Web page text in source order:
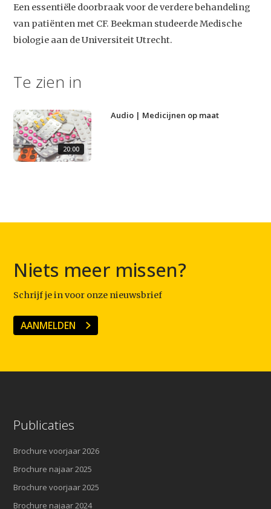
Studium Generale
Home
Podcast
Een essentiële doorbraak voor de verdere behandeling
van patiënten met CF. Beekman studeerde Medische
biologie aan de Universiteit Utrecht.
Te zien in
20:00
Audio | Medicijnen op maat
Niets meer missen?
Schrijf je in voor onze nieuwsbrief
AANMELDEN
Publicaties
Brochure voorjaar 2026
Brochure najaar 2025
Brochure voorjaar 2025
Brochure najaar 2024